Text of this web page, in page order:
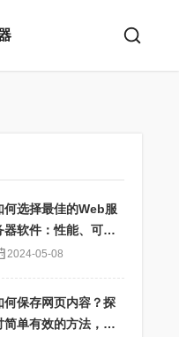
何选择最佳的Web服
器软件：性能、可靠
与用户体验优化
2024-05-08
何保存网页内容？探
简单有效的方法，确